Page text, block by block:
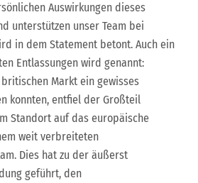
Auswirkungen dieses
unterstützen unser Team bei
in dem Statement betont. Auch ein
Entlassungen wird genannt:
Markt ein gewisses
konnten, entfiel der Großteil
Standort auf das europäische
weit verbreiteten
Dies hat zu der äußerst
geführt, den